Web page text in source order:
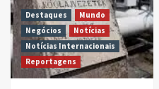
Destaques
Mundo
Negócios
Notícias
Notícias Internacionais
Reportagens